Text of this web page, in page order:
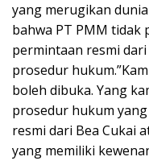
yang merugikan
bahwa PT PMM tidak
permintaan resmi
prosedur
boleh dibuka. Yang
prosedur hukum
resmi dari Bea Cukai
yang memiliki